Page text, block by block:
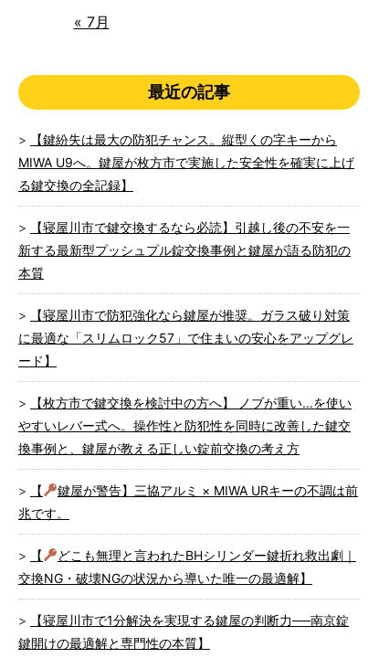
« 7月
最近の記事
【鍵紛失は最大の防犯チャンス。縦型くの字キーから
MIWA U9へ。鍵屋が枚方市で実施した安全性を確実に上げ
る鍵交換の全記録】
【寝屋川市で鍵交換するなら必読】引越し後の不安を一
新する最新型プッシュプル錠交換事例と鍵屋が語る防犯の
本質
【寝屋川市で防犯強化なら鍵屋が推奨。ガラス破り対策
に最適な「スリムロック57」で住まいの安心をアップグレ
ード】
【枚方市で鍵交換を検討中の方へ】 ノブが重い…を使い
やすいレバー式へ。操作性と防犯性を同時に改善した鍵交
換事例と、鍵屋が教える正しい錠前交換の考え方
【
鍵屋が警告】三協アルミ × MIWA URキーの不調は前
兆です。
【
どこも無理と言われたBHシリンダー鍵折れ救出劇｜
交換NG・破壊NGの状況から導いた唯一の最適解】
【寝屋川市で1分解決を実現する鍵屋の判断力──南京錠
鍵開けの最適解と専門性の本質】